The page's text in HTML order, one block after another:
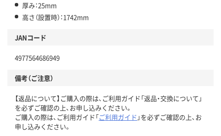
厚み：25mm
高さ（設置時）：1742mm
JANコード
4977564686949
備考（ご注意）
【返品について】ご購入の際は、ご利用ガイド「返品・交換について」
を必ずご確認の上、お申し込みください。
ご購入の際は、ご利用ガイド「ご利用ガイド 」を必ずご確認の上、お
申し込みください。